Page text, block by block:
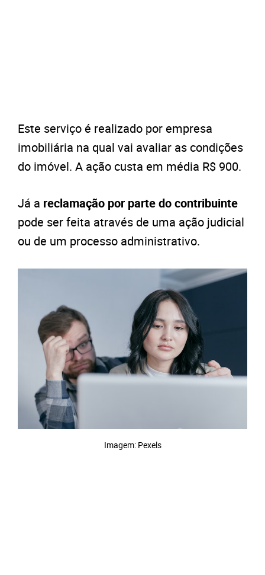
Este serviço é realizado por empresa
imobiliária na qual vai avaliar as condições
do imóvel. A ação custa em média R$ 900.
Já a reclamação por parte do contribuinte
pode ser feita através de uma ação judicial
ou de um processo administrativo.
Imagem: Pexels